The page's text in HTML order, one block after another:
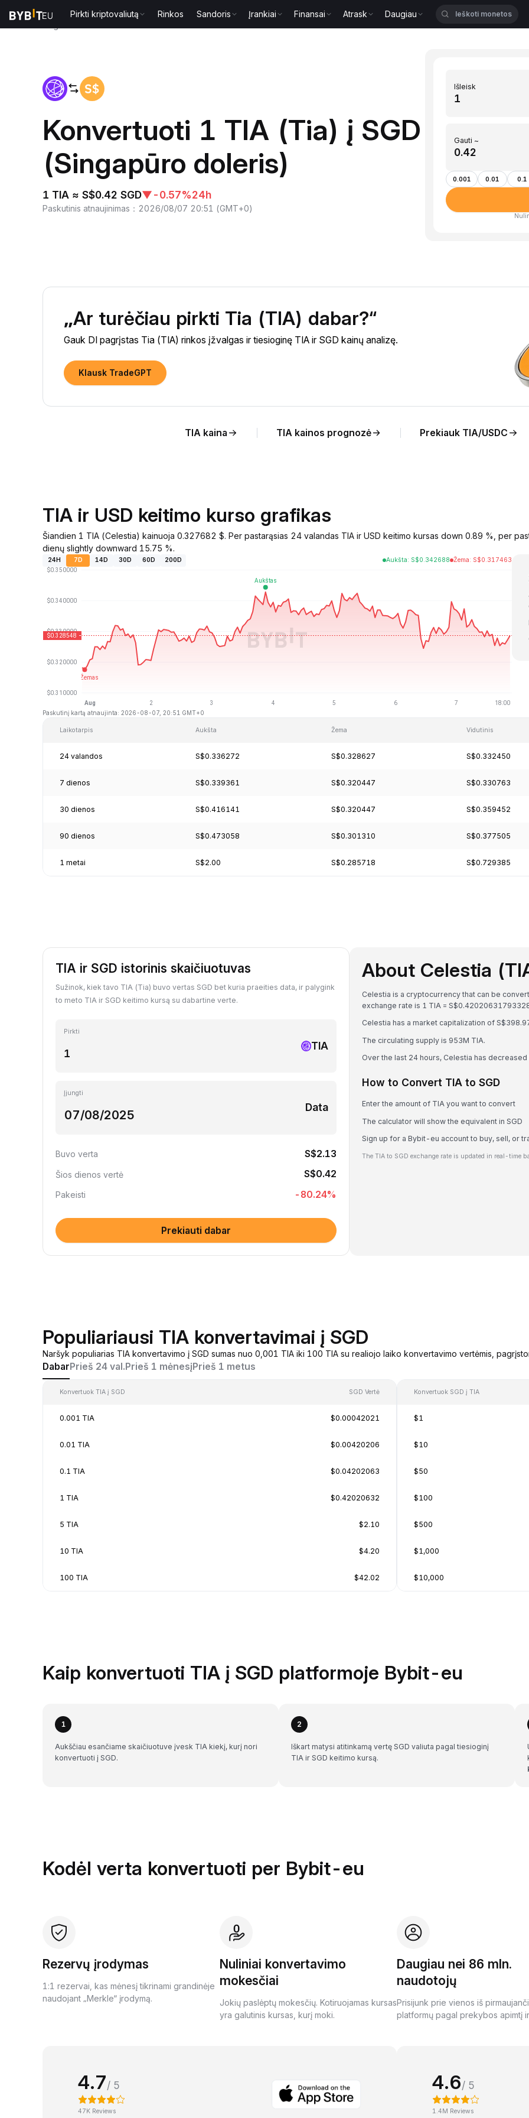
Pirkti kriptovaliutą Rinkos Sandoris Įrankiai Finansai Atrask Daugiau
Konvertuoti 1 TIA (Tia) į SGD
(Singapūro doleris)
1 TIA ≈ S$0.42 SGD▼-0.57%24h
Paskutinis atnaujinimas ： 2026/08/07 20:51 (GMT+0)
Išleisk
Gauti ~
0.001 0.01 0.1
„Ar turėčiau pirkti Tia (TIA) dabar?“
Gauk DI pagrįstas Tia (TIA) rinkos įžvalgas ir tiesioginę TIA ir SGD kainų analizę.
Klausk TradeGPT
TIA kaina TIA kainos prognozė Prekiauk TIA/USDC
TIA ir USD keitimo kurso grafikas
Šiandien 1 TIA (Celestia) kainuoja 0.327682 $. Per pastarąsias 24 valandas TIA ir USD keitimo kursas down 0.89 %, per
dienų slightly downward 15.75 %.
24H 7D 14D 30D 60D 200D Aukšta: S$0.342688 Žema: S$0.317463
Paskutinį kartą atnaujinta: 2026-08-07, 20:51 GMT+0
Laikotarpis Aukšta Žema Vidutinis
24 valandos S$0.336272 S$0.328627 S$0.332450
7 dienos S$0.339361 S$0.320447 S$0.330763
30 dienos S$0.416141 S$0.320447 S$0.359452
90 dienos S$0.473058 S$0.301310 S$0.377505
1 metai S$2.00 S$0.285718 S$0.729385
TIA ir SGD istorinis skaičiuotuvas
Sužinok, kiek tavo TIA (Tia) buvo vertas SGD bet kuria praeities data, ir palygink
to meto TIA ir SGD keitimo kursą su dabartine verte.
Pirkti
TIA
Įjungti
Data
Buvo verta S$2.13
Šios dienos vertė S$0.42
Pakeisti -80.24%
Prekiauti dabar
About Celestia
Celestia is a cryptocurrency that can be
exchange rate is 1 TIA =
Celestia has a market capitalization of
The circulating supply is 953M TIA.
Over the last 24 hours, Celestia has decreased
How to Convert TIA to SGD
Enter the amount of TIA you want to convert
The calculator will show the equivalent in SGD
Sign up for a Bybit-eu account to buy, sell, or
The TIA to SGD exchange rate is updated in real-time
Populiariausi TIA konvertavimai į SGD
Naršyk populiarias TIA konvertavimo į SGD sumas nuo 0,001 TIA iki 100 TIA su realiojo laiko konvertavimo vertėmis,
DabarPrieš 24 val.Prieš 1 mėnesįPrieš 1 metus
Konvertuok TIA į SGD SGD Vertė
0.001 TIA $0.00042021
0.01 TIA $0.00420206
0.1 TIA $0.04202063
1 TIA $0.42020632
5 TIA $2.10
10 TIA $4.20
100 TIA $42.02
Konvertuok SGD į TIA
$1
$10
$50
$100
$500
$1,000
$10,000
Kaip konvertuoti TIA į SGD platformoje Bybit-eu
1
Aukščiau esančiame skaičiuotuve įvesk TIA kiekį, kurį nori
konvertuoti į SGD.
2
Iškart matysi atitinkamą vertę SGD valiuta pagal tiesioginį
TIA ir SGD keitimo kursą.
Kodėl verta konvertuoti per Bybit-eu
Rezervų įrodymas
1:1 rezervai, kas mėnesį tikrinami grandinėje
naudojant „Merkle“ įrodymą.
Nuliniai konvertavimo
mokesčiai
Jokių paslėptų mokesčių. Kotiruojamas kursas
yra galutinis kursas, kurį moki.
Daugiau nei 86 mln.
naudotojų
Prisijunk prie vienos iš
platformų pagal prekybos apimtį
4.7/ 5
47K Reviews
4.6/ 5
1.4M Reviews